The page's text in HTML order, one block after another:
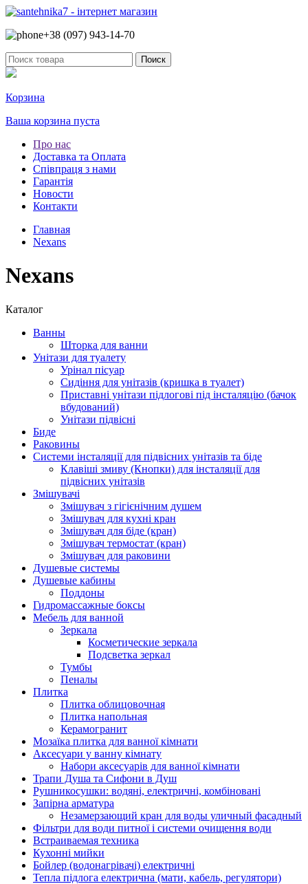
+38 (097) 943-14-70
Корзина
Ваша корзина пуста
Про нас
Доставка та Оплата
Співпраця з нами
Гарантія
Новости
Контакти
Главная
Nexans
Nexans
Каталог
Ванны
Шторка для ванни
Унітази для туалету
Урінал пісуар
Сидіння для унітазів (кришка в туалет)
Приставні унітази підлогові під інсталяцію (бачок
вбудований)
Унітази підвісні
Биде
Раковины
Системи інсталяції для підвісних унітазів та біде
Клавіші змиву (Кнопки) для інсталяції для
підвісних унітазів
Змішувачі
Змішувач з гігієнічним душем
Змішувач для кухні кран
Змішувач для біде (кран)
Змішувач термостат (кран)
Змішувач для раковини
Душевые системы
Душевые кабины
Поддоны
Гидромассажные боксы
Мебель для ванной
Зеркала
Косметические зеркала
Подсветка зеркал
Тумбы
Пеналы
Плитка
Плитка облицовочная
Плитка напольная
Керамогранит
Мозаїка плитка для ванної кімнати
Аксесуари у ванну кімнату
Набори аксесуарів для ванної кімнати
Трапи Душа та Сифони в Душ
Рушникосушки: водяні, електричні, комбіновані
Запірна арматура
Незамерзающий кран для воды уличный фасадный
Фільтри для води питної і системи очищення води
Встраиваемая техника
Кухонні мийки
Бойлер (водонагрівачі) електричні
Тепла підлога електрична (мати, кабель, регулятори)